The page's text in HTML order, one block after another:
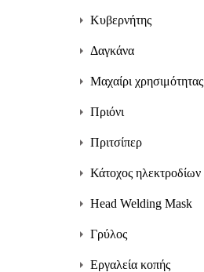
Κυβερνήτης
Δαγκάνα
Μαχαίρι χρησιμότητας
Πριόνι
Πριτσίπερ
Κάτοχος ηλεκτροδίων
Head Welding Mask
Γρύλος
Εργαλεία κοπής